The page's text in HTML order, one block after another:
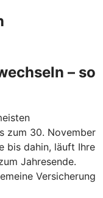
– so
zum 30. November
bis dahin, läuft Ihre
Jahresende.
Versicherung